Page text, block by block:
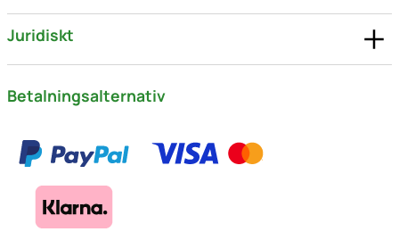
Juridiskt
Betalningsalternativ